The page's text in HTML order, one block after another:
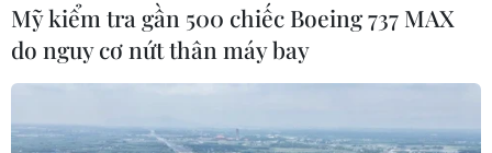
Mỹ kiểm tra gần 500 chiếc Boeing 737 MAX
do nguy cơ nứt thân máy bay